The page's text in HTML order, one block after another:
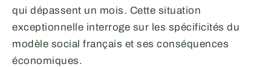
qui dépassent un mois. Cette situation
exceptionnelle interroge sur les spécificités du
modèle social français et ses conséquences
économiques.